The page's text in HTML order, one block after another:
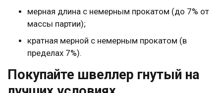
мерная длина с немерным прокатом (до 7% от
массы партии);
кратная мерной с немерным прокатом (в
пределах 7%).
Покупайте швеллер гнутый на